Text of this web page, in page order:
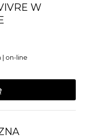
W
| on-line